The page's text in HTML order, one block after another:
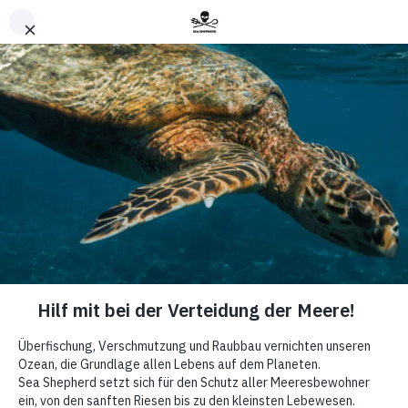
Partnerschaft für den
Schutz von Afrikas Meeren
Gegen
illegale
Nach oben